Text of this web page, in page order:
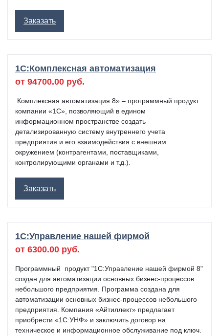
Заказать
1C:Комплексная автоматизация
от 94700.00 руб.
Комплексная автоматизация 8» – программный продукт
компании «1С», позволяющий в едином
информационном пространстве создать
детализированную систему внутреннего учета
предприятия и его взаимодействия с внешним
окружением (контрагентами, поставщиками,
контролирующими органами и т.д.).
Заказать
1C:Управление нашей фирмой
от 6300.00 руб.
Программный продукт "1С:Управление нашей фирмой 8"
создан для автоматизации основных бизнес-процессов
небольшого предприятия. Программа создана для
автоматизации основных бизнес-процессов небольшого
предприятия. Компания «Айтиллект» предлагает
приобрести «1С:УНФ» и заключить договор на
техническое и информационное обслуживание под ключ.